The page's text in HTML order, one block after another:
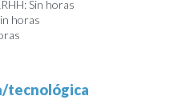
Sin horas
horas
tecnológica